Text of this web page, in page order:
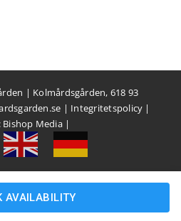
| Kolmårdsgården, 618 93
| Integritetspolicy |
Bishop Media|